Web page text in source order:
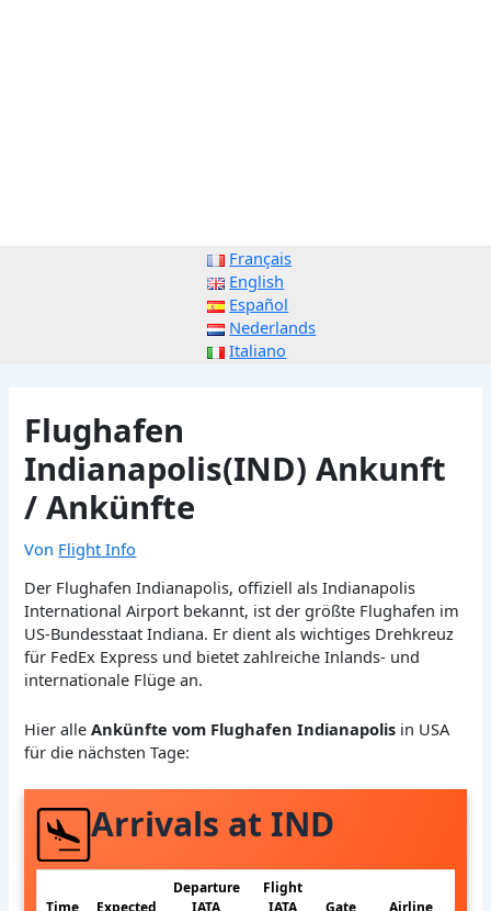
Français
English
Español
Nederlands
Italiano
Flughafen
Indianapolis(IND) Ankunft
/ Ankünfte
Von Flight Info
Der Flughafen Indianapolis, offiziell als Indianapolis
International Airport bekannt, ist der größte Flughafen im
US-Bundesstaat Indiana. Er dient als wichtiges Drehkreuz
für FedEx Express und bietet zahlreiche Inlands- und
internationale Flüge an.
Hier alleAnkünfte vom Flughafen Indianapolis in USA
für die nächsten Tage:
Arrivals at IND
Departure
Flight